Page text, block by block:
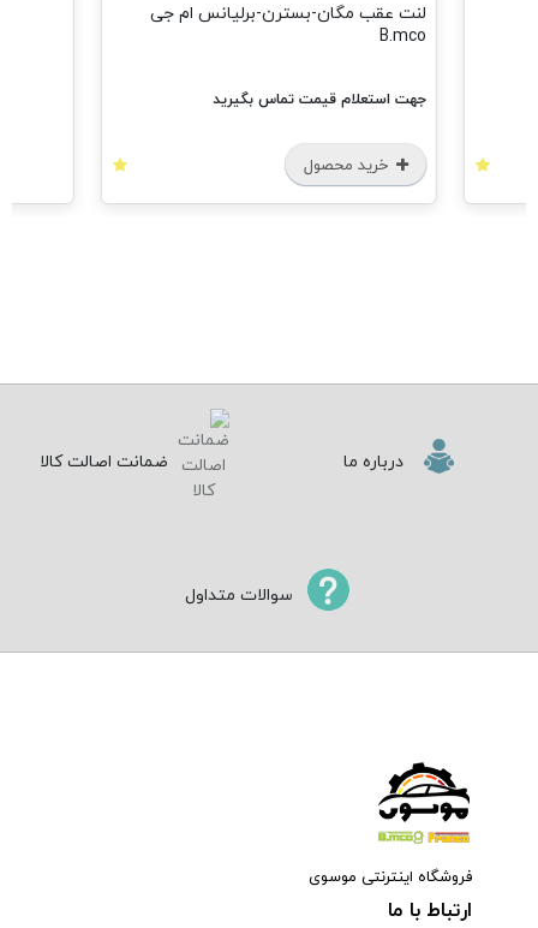
مگان-بسترن-برلیانس ام جی
قیمت تماس بگیرید
محصول
درباره ما ضمانت اصالت کالا
سوالات متداول
فروشگاه اینترنتی موسوی
ارتباط با ما